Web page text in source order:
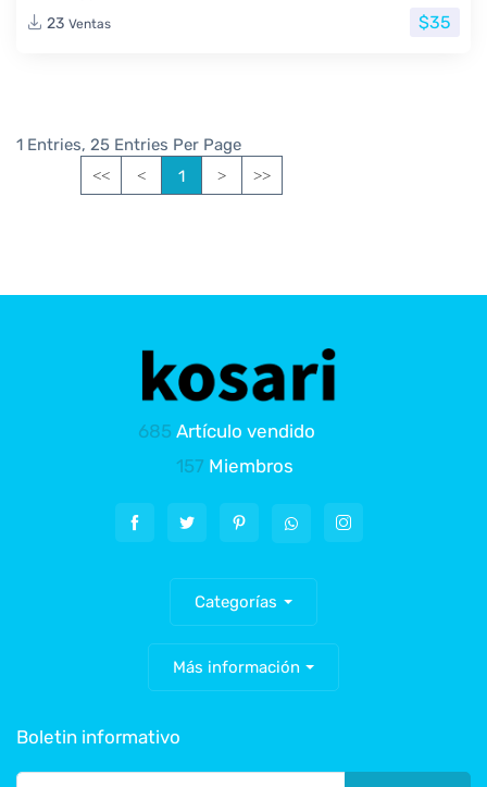
23 Ventas $35
1 Entries, 25 Entries Per Page
<< < 1 > >>
685 Artículo vendido
157 Miembros
Categorías
Más información
Boletin informativo